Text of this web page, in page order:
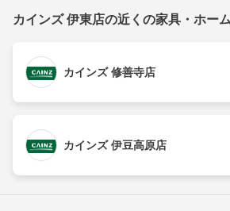
カインズ 伊東店の近くの家具・ホー
カインズ 修善寺店
カインズ 伊豆高原店